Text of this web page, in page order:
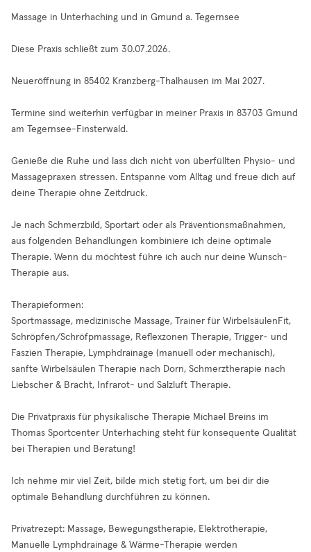
Massage in Unterhaching und in Gmund a. Tegernsee
Diese Praxis schließt zum 30.07.2026.
Neueröffnung in 85402 Kranzberg-Thalhausen im Mai 2027.
Termine sind weiterhin verfügbar in meiner Praxis in 83703 Gmund
am Tegernsee-Finsterwald.
Genieße die Ruhe und lass dich nicht von überfüllten Physio- und
Massagepraxen stressen. Entspanne vom Alltag und freue dich auf
deine Therapie ohne Zeitdruck.
Je nach Schmerzbild, Sportart oder als Präventionsmaßnahmen,
aus folgenden Behandlungen kombiniere ich deine optimale
Therapie. Wenn du möchtest führe ich auch nur deine Wunsch-
Therapie aus.
Therapieformen:
Sportmassage, medizinische Massage, Trainer für WirbelsäulenFit,
Schröpfen/Schröfpmassage, Reflexzonen Therapie, Trigger- und
Faszien Therapie, Lymphdrainage (manuell oder mechanisch),
sanfte Wirbelsäulen Therapie nach Dorn, Schmerztherapie nach
Liebscher & Bracht, Infrarot- und Salzluft Therapie.
Die Privatpraxis für physikalische Therapie Michael Breins im
Thomas Sportcenter Unterhaching steht für konsequente Qualität
bei Therapien und Beratung!
Ich nehme mir viel Zeit, bilde mich stetig fort, um bei dir die
optimale Behandlung durchführen zu können.
Privatrezept: Massage, Bewegungstherapie, Elektrotherapie,
Manuelle Lymphdrainage & Wärme-Therapie werden